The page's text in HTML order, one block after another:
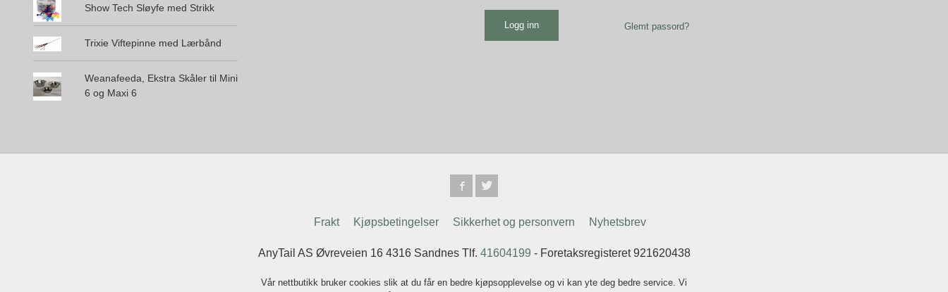
Show Tech Sløyfe med Strikk
Trixie Viftepinne med Lærbånd
Weanafeeda, Ekstra Skåler til Mini
6 og Maxi 6
Glemt passord?
Frakt Kjøpsbetingelser Sikkerhet og personvern Nyhetsbrev
AnyTail AS Øvreveien 16 4316 Sandnes Tlf. 41604199 - Foretaksregisteret 921620438
Vår nettbutikk bruker cookies slik at du får en bedre kjøpsopplevelse og vi kan yte deg bedre service. Vi